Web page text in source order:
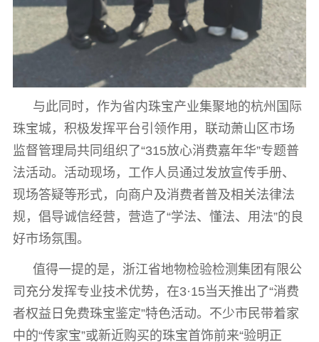
与此同时，作为省内珠宝产业集聚地的杭州国际
珠宝城，积极发挥平台引领作用，联动萧山区市场
监督管理局共同组织了“315放心消费嘉年华”专题普
法活动。活动现场，工作人员通过发放宣传手册、
现场答疑等形式，向商户及消费者普及相关法律法
规，倡导诚信经营，营造了“学法、懂法、用法”的良
好市场氛围。
值得一提的是，浙江省地物检验检测集团有限公
司充分发挥专业技术优势，在3·15当天推出了“消费
者权益日免费珠宝鉴定”特色活动。不少市民带着家
中的“传家宝”或新近购买的珠宝首饰前来“验明正